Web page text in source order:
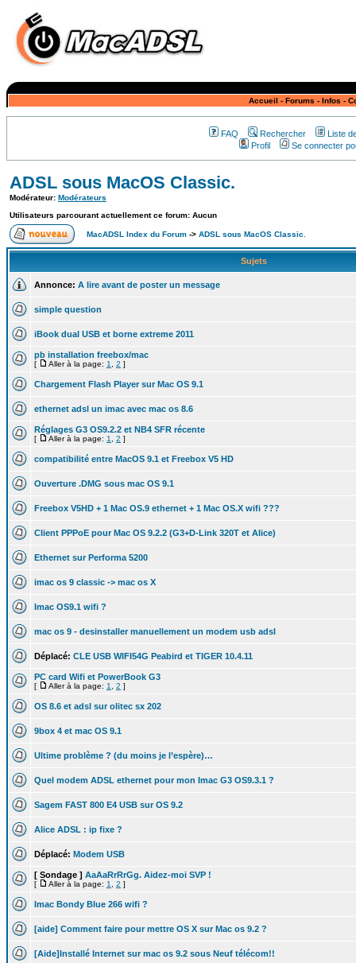
Accueil - Forums - Infos -
FAQ Rechercher
Liste
Profil
Se connecter
ADSL sous MacOS Classic.
Modérateur: Modérateurs
Utilisateurs parcourant actuellement ce forum: Aucun
MacADSL Index du Forum -> ADSL sous MacOS Classic.
Sujets
Annonce: A lire avant de poster un message
simple question
iBook dual USB et borne extreme 2011
pb installation freebox/mac
[ Aller à la page: 1 2 ]
Chargement Flash Player sur Mac OS 9.1
ethernet adsl un imac avec mac os 8.6
Réglages G3 OS9.2.2 et NB4 SFR récente
[ Aller à la page: 1 2 ]
compatibilité entre MacOS 9.1 et Freebox V5 HD
Ouverture .DMG sous mac OS 9.1
Freebox V5HD + 1 Mac OS.9 ethernet + 1 Mac OS.X wifi ???
Client PPPoE pour Mac OS 9.2.2 (G3+D-Link 320T et Alice)
Ethernet sur Performa 5200
imac os 9 classic -> mac os X
Imac OS9.1 wifi ?
mac os 9 - desinstaller manuellement un modem usb adsl
Déplacé: CLE USB WIFI54G Peabird et TIGER 10.4.11
PC card Wifi et PowerBook G3
[ Aller à la page: 1 2 ]
OS 8.6 et adsl sur olitec sx 202
9box 4 et mac OS 9.1
Ultime problème ? (du moins je l’espère)…
Quel modem ADSL ethernet pour mon Imac G3 OS9.3.1 ?
Sagem FAST 800 E4 USB sur OS 9.2
Alice ADSL : ip fixe ?
Déplacé: Modem USB
[ Sondage ] AaAaRrRrGg. Aidez-moi SVP !
[ Aller à la page: 1 2 ]
Imac Bondy Blue 266 wifi ?
[aide] Comment faire pour mettre OS X sur Mac os 9.2 ?
[Aide]Installé Internet sur mac os 9.2 sous Neuf télécom!!